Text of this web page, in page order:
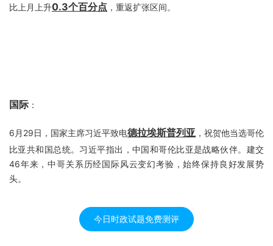
比上月上升0.3个百分点 ，重返扩张区间。
国际 ：
6月29日，国家主席习近平致电德拉埃斯普列亚 ，祝贺他当选哥伦
比亚共和国总统。习近平指出，中国和哥伦比亚是战略伙伴。建交
46年来，中哥关系历经国际风云变幻考验，始终保持良好发展势
头。
今日时政试题免费测评